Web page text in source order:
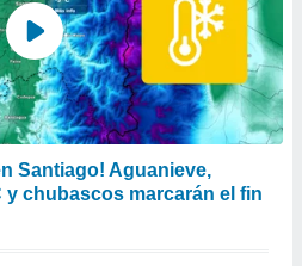
Santiago! Aguanieve,
y chubascos marcarán el fin